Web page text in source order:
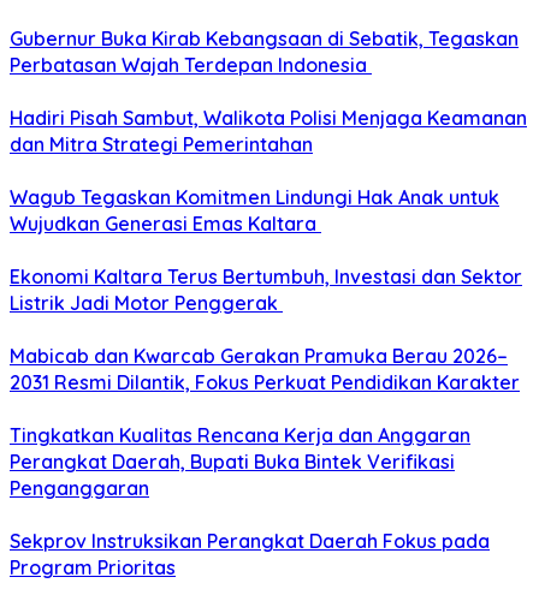
Gubernur Buka Kirab Kebangsaan di Sebatik, Tegaskan
Perbatasan Wajah Terdepan Indonesia
Hadiri Pisah Sambut, Walikota Polisi Menjaga Keamanan
dan Mitra Strategi Pemerintahan
Wagub Tegaskan Komitmen Lindungi Hak Anak untuk
Wujudkan Generasi Emas Kaltara
Ekonomi Kaltara Terus Bertumbuh, Investasi dan Sektor
Listrik Jadi Motor Penggerak
Mabicab dan Kwarcab Gerakan Pramuka Berau 2026–
2031 Resmi Dilantik, Fokus Perkuat Pendidikan Karakter
Tingkatkan Kualitas Rencana Kerja dan Anggaran
Perangkat Daerah, Bupati Buka Bintek Verifikasi
Penganggaran
Sekprov Instruksikan Perangkat Daerah Fokus pada
Program Prioritas